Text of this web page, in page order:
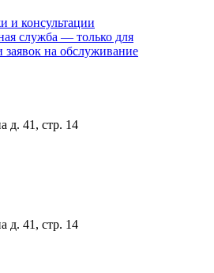
и консультации
служба — только для
на обслуживание
д. 41, стр. 14
д. 41, стр. 14